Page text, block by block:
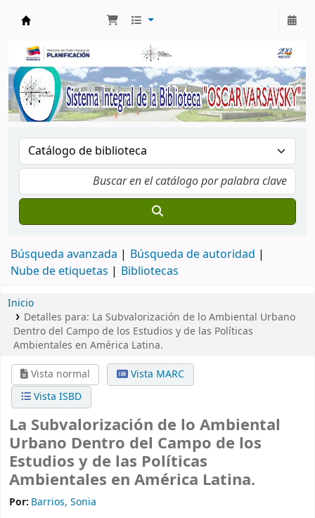
Búsqueda avanzada
Búsqueda de autoridad
Nube de etiquetas
Bibliotecas
Inicio
Detalles para: La Subvalorización de lo Ambiental Urbano
Dentro del Campo de los Estudios y de las Políticas
Ambientales en América Latina.
Vista normal
Vista MARC
Vista ISBD
La Subvalorización de lo Ambiental
Urbano Dentro del Campo de los
Estudios y de las Políticas
Ambientales en América Latina.
Por: Barrios, Sonia